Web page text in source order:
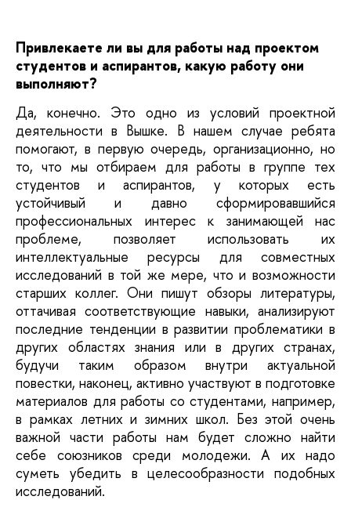
Привлекаете ли вы для работы над проектом
студентов и аспирантов, какую работу они
выполняют?
Да, конечно. Это одно из условий проектной
деятельности в Вышке. В нашем случае ребята
помогают, в первую очередь, организационно, но
то, что мы отбираем для работы в группе тех
студентов и аспирантов, у которых есть
устойчивый и давно сформировавшийся
профессиональных интерес к занимающей нас
проблеме, позволяет использовать их
интеллектуальные ресурсы для совместных
исследований в той же мере, что и возможности
старших коллег. Они пишут обзоры литературы,
оттачивая соответствующие навыки, анализируют
последние тенденции в развитии проблематики в
других областях знания или в других странах,
будучи таким образом внутри актуальной
повестки, наконец, активно участвуют в подготовке
материалов для работы со студентами, например,
в рамках летних и зимних школ. Без этой очень
важной части работы нам будет сложно найти
себе союзников среди молодежи. А их надо
суметь убедить в целесообразности подобных
исследований.